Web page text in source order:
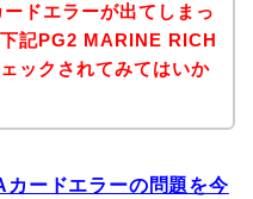
ドエラーが出てしまっ
記PG2 MARINE RICH
ックされてみてはいか
ードエラーの問題を今